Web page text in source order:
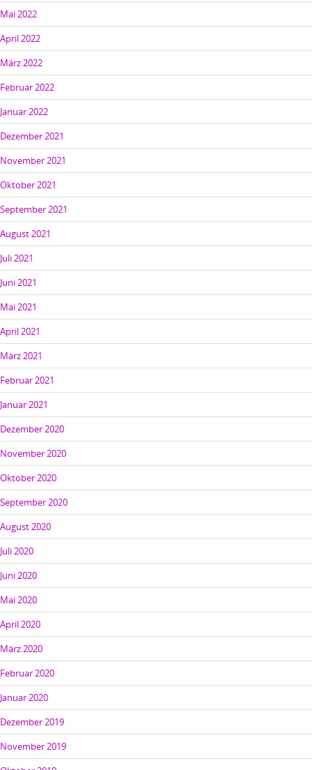
Mai 2022
April 2022
März 2022
Februar 2022
Januar 2022
Dezember 2021
November 2021
Oktober 2021
September 2021
August 2021
Juli 2021
Juni 2021
Mai 2021
April 2021
März 2021
Februar 2021
Januar 2021
Dezember 2020
November 2020
Oktober 2020
September 2020
August 2020
Juli 2020
Juni 2020
Mai 2020
April 2020
März 2020
Februar 2020
Januar 2020
Dezember 2019
November 2019